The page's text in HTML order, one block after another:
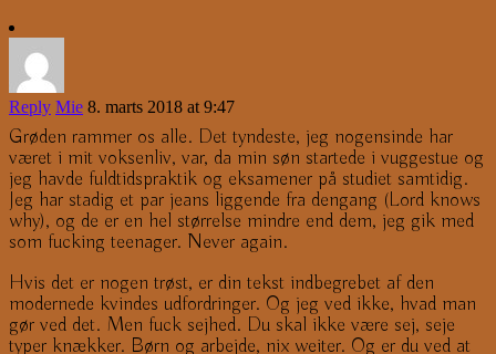
Reply Mie 8. marts 2018 at 9:47
Grøden rammer os alle. Det tyndeste, jeg nogensinde har
været i mit voksenliv, var, da min søn startede i vuggestue og
jeg havde fuldtidspraktik og eksamener på studiet samtidig.
Jeg har stadig et par jeans liggende fra dengang (Lord knows
why), og de er en hel størrelse mindre end dem, jeg gik med
som fucking teenager. Never again.
Hvis det er nogen trøst, er din tekst indbegrebet af den
modernede kvindes udfordringer. Og jeg ved ikke, hvad man
gør ved det. Men fuck sejhed. Du skal ikke være sej, seje
typer knækker. Børn og arbejde, nix weiter. Og er du ved at